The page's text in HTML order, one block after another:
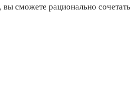
вы сможете рационально